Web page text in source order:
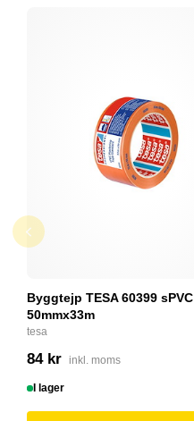
Byggtejp TESA 60399 sPVC
50mmx33m
tesa
84 kr inkl. moms
I lager